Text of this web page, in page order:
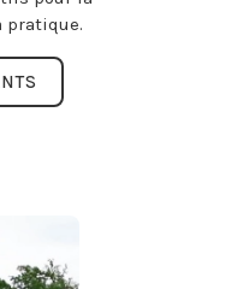
pratique.